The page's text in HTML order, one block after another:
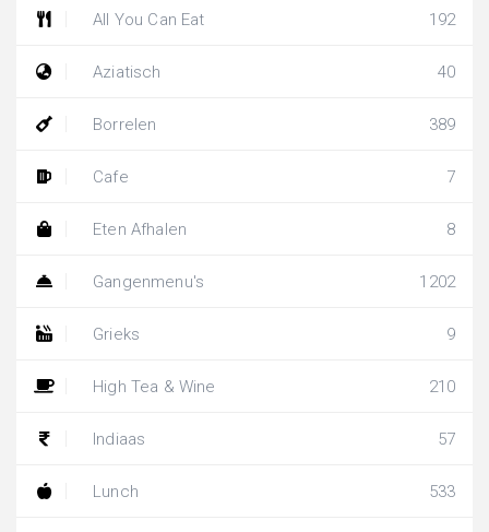
All You Can Eat 192
Aziatisch 40
Borrelen 389
Cafe 7
Eten Afhalen 8
Gangenmenu's 1202
Grieks 9
High Tea & Wine 210
Indiaas 57
Lunch 533